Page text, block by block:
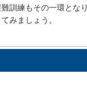
訓練もその一環となり
みましょう。